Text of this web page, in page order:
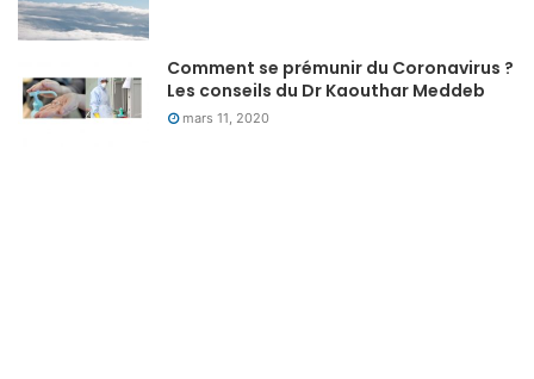
Comment se prémunir du Coronavirus ?
Les conseils du Dr Kaouthar Meddeb
mars 11, 2020